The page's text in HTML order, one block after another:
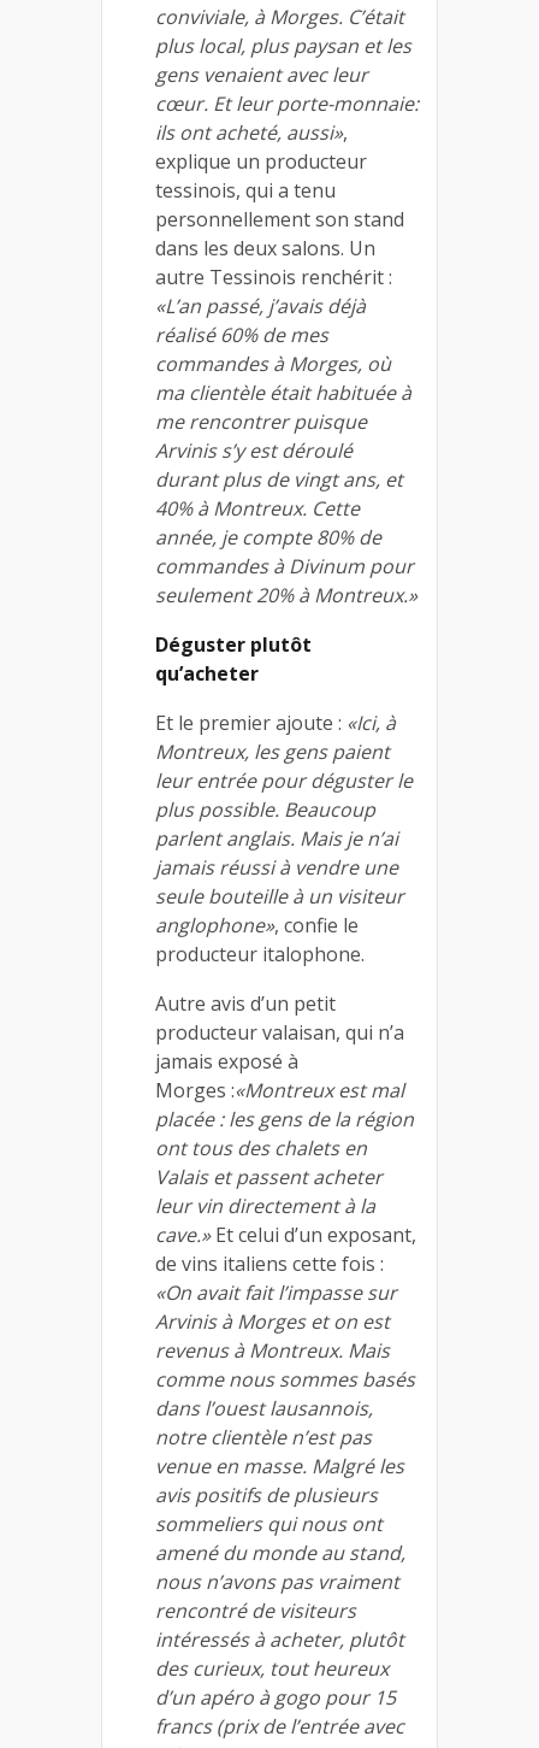
conviviale, à Morges. C’était
plus local, plus paysan et les
gens venaient avec leur
cœur. Et leur porte-monnaie:
ils ont acheté, aussi»,
explique un producteur
tessinois, qui a tenu
personnellement son stand
dans les deux salons. Un
autre Tessinois renchérit :
«L’an passé, j’avais déjà
réalisé 60% de mes
commandes à Morges, où
ma clientèle était habituée à
me rencontrer puisque
Arvinis s’y est déroulé
durant plus de vingt ans, et
40% à Montreux. Cette
année, je compte 80% de
commandes à Divinum pour
seulement 20% à Montreux.»
Déguster plutôt
qu’acheter
Et le premier ajoute : «Ici, à
Montreux, les gens paient
leur entrée pour déguster le
plus possible. Beaucoup
parlent anglais. Mais je n’ai
jamais réussi à vendre une
seule bouteille à un visiteur
anglophone», confie le
producteur italophone.
Autre avis d’un petit
producteur valaisan, qui n’a
jamais exposé à
Morges :«Montreux est mal
placée : les gens de la région
ont tous des chalets en
Valais et passent acheter
leur vin directement à la
cave.»Et celui d’un exposant,
de vins italiens cette fois :
«On avait fait l’impasse sur
Arvinis à Morges et on est
revenus à Montreux. Mais
comme nous sommes basés
dans l’ouest lausannois,
notre clientèle n’est pas
venue en masse. Malgré les
avis positifs de plusieurs
sommeliers qui nous ont
amené du monde au stand,
nous n’avons pas vraiment
rencontré de visiteurs
intéressés à acheter, plutôt
des curieux, tout heureux
d’un apéro à gogo pour 15
francs (prix de l’entrée avec